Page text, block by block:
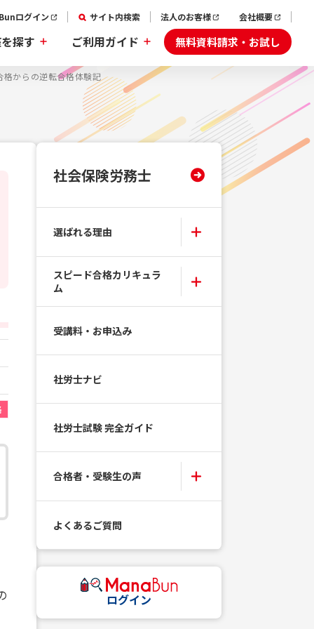
ログイン サイト内検索 法人のお客様 会社概要
探す ご利用ガイド 無料資料請求・お試し
からの逆転合格体験記
社会保険労務士
選ばれる理由
スピード合格カリキュラ
ム
受講料・お申込み
社労士ナビ
社労士試験 完全ガイド
合格者・受験生の声
よくあるご質問
ログイン